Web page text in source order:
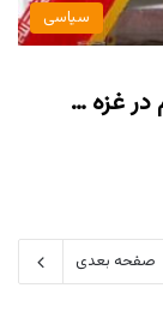
سیاسی
در غزه …
صفحه بعدی